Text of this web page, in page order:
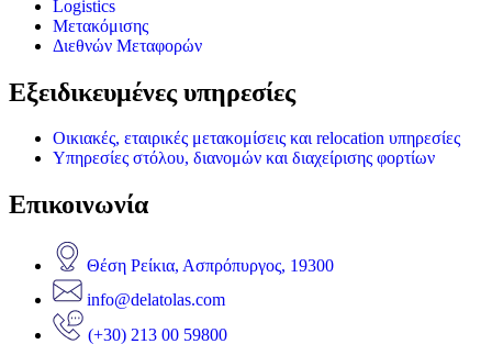
Logistics
Μετακόμισης
Διεθνών Μεταφορών
Εξειδικευμένες υπηρεσίες
Οικιακές, εταιρικές μετακομίσεις και relocation υπηρεσίες
Υπηρεσίες στόλου, διανομών και διαχείρισης φορτίων
Επικοινωνία
Θέση Ρείκια, Ασπρόπυργος, 19300
info@delatolas.com
(+30) 213 00 59800